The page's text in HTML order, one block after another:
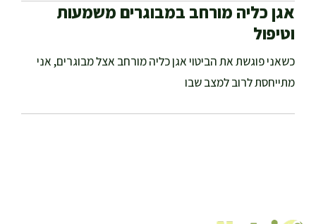
אגן כליה מורחב במבוגרים משמעות
וטיפול
כשאני פוגשת את הביטוי אגן כליה מורחב אצל מבוגרים, אני
מתייחסת לרוב למצב שבו